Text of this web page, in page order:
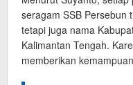
seragam SSB Persebun
tetapi juga nama
Kalimantan Tengah.
memberikan